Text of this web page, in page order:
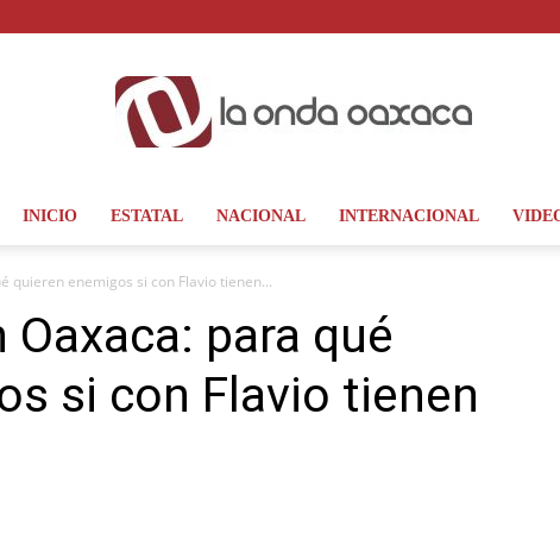
La
Onda
INICIO ESTATAL NACIONAL INTERNACIONAL
quieren enemigos si con Flavio tienen...
para qué
si con Flavio tienen